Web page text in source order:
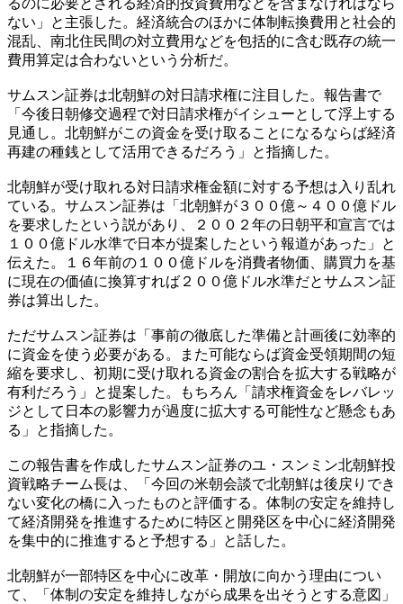
ない」と主張した。経済統合のほかに体制転換費用と社会的
混乱、南北住民間の対立費用などを包括的に含む既存の統一
費用算定は合わないという分析だ。
サムスン証券は北朝鮮の対日請求権に注目した。報告書で
「今後日朝修交過程で対日請求権がイシューとして浮上する
見通し。北朝鮮がこの資金を受け取ることになるならば経済
再建の種銭として活用できるだろう」と指摘した。
北朝鮮が受け取れる対日請求権金額に対する予想は入り乱れ
ている。サムスン証券は「北朝鮮が３００億～４００億ドル
を要求したという説があり、２００２年の日朝平和宣言では
１００億ドル水準で日本が提案したという報道があった」と
伝えた。１６年前の１００億ドルを消費者物価、購買力を基
に現在の価値に換算すれば２００億ドル水準だとサムスン証
券は算出した。
ただサムスン証券は「事前の徹底した準備と計画後に効率的
に資金を使う必要がある。また可能ならば資金受領期間の短
縮を要求し、初期に受け取れる資金の割合を拡大する戦略が
有利だろう」と提案した。もちろん「請求権資金をレバレッ
ジとして日本の影響力が過度に拡大する可能性など懸念もあ
る」と指摘した。
この報告書を作成したサムスン証券のユ・スンミン北朝鮮投
資戦略チーム長は、「今回の米朝会談で北朝鮮は後戻りでき
ない変化の橋に入ったものと評価する。体制の安定を維持し
て経済開発を推進するために特区と開発区を中心に経済開発
を集中的に推進すると予想する」と話した。
北朝鮮が一部特区を中心に改革・開放に向かう理由につい
て、「体制の安定を維持しながら成果を出そうとする意図」